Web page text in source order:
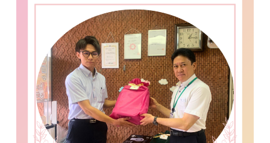
育休取得者インタビュー
福利厚生
募集要項一覧
ドライバー職場体験
採用エントリー
よくある質問
Social link